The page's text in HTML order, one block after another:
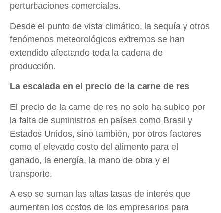
perturbaciones comerciales.
Desde el punto de vista climático, la sequía y otros
fenómenos meteorológicos extremos se han
extendido afectando toda la cadena de
producción.
La escalada en el precio de la carne de res
El precio de la carne de res no solo ha subido por
la falta de suministros en países como Brasil y
Estados Unidos, sino también, por otros factores
como el elevado costo del alimento para el
ganado, la energía, la mano de obra y el
transporte.
A eso se suman las altas tasas de interés que
aumentan los costos de los empresarios para